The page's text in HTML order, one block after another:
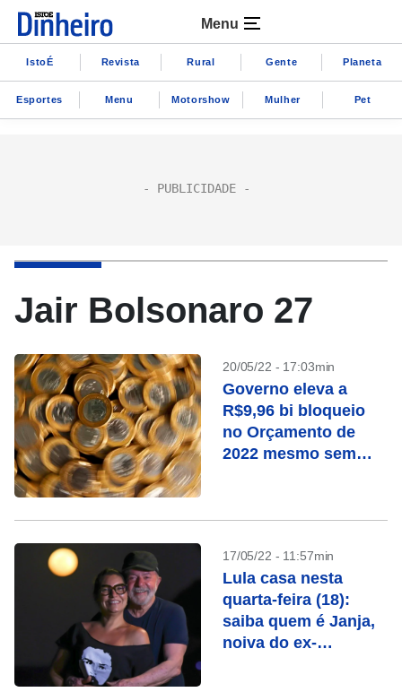
Menu
IstoÉ Revista Rural Gente Planeta
Esportes Menu Motorshow Mulher Pet
Jair Bolsonaro 27
20/05/22 - 17:03min
Governo eleva a
R$9,96 bi bloqueio
no Orçamento de
2022 mesmo sem
17/05/22 - 11:57min
Lula casa nesta
quarta-feira (18):
saiba quem é Janja,
noiva do ex-